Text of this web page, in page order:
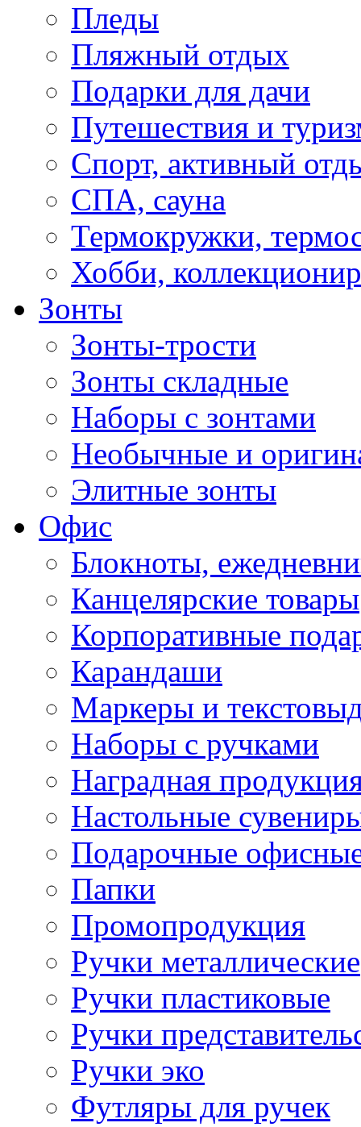
Пледы
Пляжный отдых
Подарки для дачи
Путешествия и
Спорт, активный
СПА, сауна
Термокружки,
Хобби,
Зонты
Зонты-трости
Зонты складные
Наборы с зонтами
Необычные и
Элитные зонты
Офис
Блокноты,
Канцелярские товары
Корпоративные
Карандаши
Маркеры и
Наборы с ручками
Наградная
Настольные
Подарочные
Папки
Промопродукция
Ручки металлические
Ручки пластиковые
Ручки
Ручки эко
Футляры для ручек